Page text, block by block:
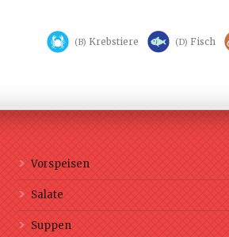
B Krebstiere D Fisch
Vorspeisen
Salate
Suppen